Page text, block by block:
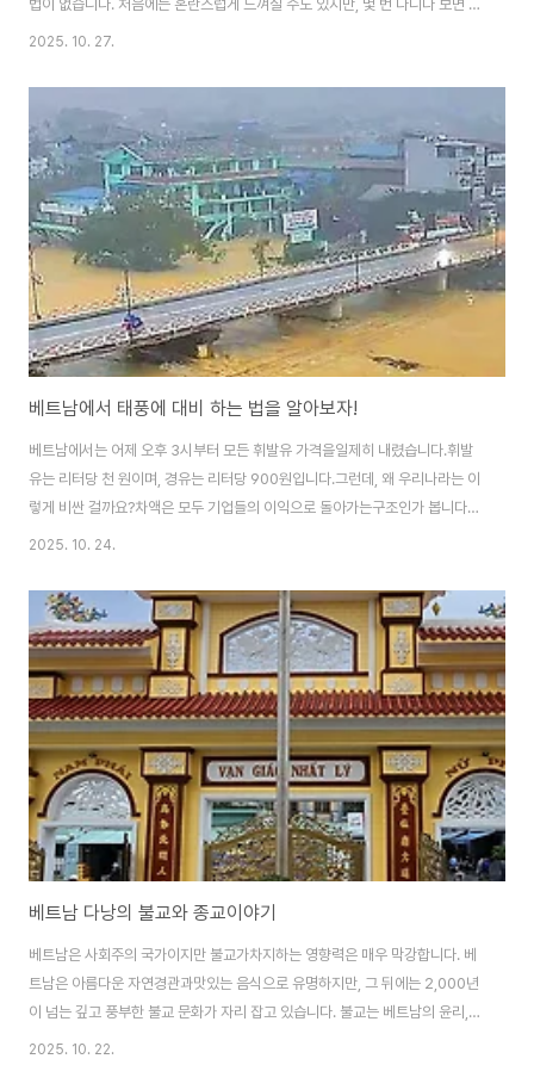
법이 없습니다. 처음에는 혼란스럽게 느껴질 수도 있지만, 몇 번 다니다 보면 이
혼란 속의 질서에 익숙해지게 됩니다. 툭히, 도로를 건널 때 오토바이 파도를뚫
하면 다소 안전하게 길을건널 수 있는데 절대 빠르게 걷거나 뛰면 바로 사고로
이어지는데 특히, 성격 급한한국인들은 적응이 어렵습니다. 저 같은 경우는 손
을 들고 천천히 건넙니다.이게 제일 안전합니다.그럼, 오늘도 힘차게 출발합니
다. 베트남인들의 신체적 특징은 상당히슬림하다는 겁니다.그럼에도 생활력이
아주 끈질겨 국민성을잘 ..
2025. 10. 27.
베트남에서 태풍에 대비 하는 법을 알아보자!
베트남에서는 어제 오후 3시부터 모든 휘발유 가격을일제히 내렸습니다.휘발
유는 리터당 천 원이며, 경유는 리터당 900원입니다.그런데, 왜 우리나라는 이
렇게 비싼 걸까요?차액은 모두 기업들의 이익으로 돌아가는구조인가 봅니다.
2025년 한국문학의 날 행사는 10월 23일 반랑대학교(호찌민시)에서 개최되
번 태풍이 다낭으로 직행하는 줄 알았는데호치민시를 덮쳐 도시가 물에 잠겨
난리가아닌데 태풍에 대비한 다낭의 풍경을전해 드립니다. 태풍에 대비해 배들
을 육지에 올려놓았습니다. 집이 물에 잠길 경우를 대비해망치를 준비하라고
지시했습니다.유리창을 깨고 탈출을 해야하니까요. 가구마다 구명조끼를 나눠
주고있습니다. 떠 내려갈 물건이나 젖으면 안 되..
2025. 10. 24.
베트남 다낭의 불교와 종교이야기
베트남은 사회주의 국가이지만 불교가차지하는 영향력은 매우 막강합니다. 베
트남은 아름다운 자연경관과맛있는 음식으로 유명하지만, 그 뒤에는 2,000년
이 넘는 깊고 풍부한 불교 문화가 자리 잡고 있습니다. 불교는 베트남의 윤리,
철학, 예술 등 사회 전반에 걸쳐 깊은 영향을 미쳤습니다. 베트남 불교는 인도와
2025. 10. 22.